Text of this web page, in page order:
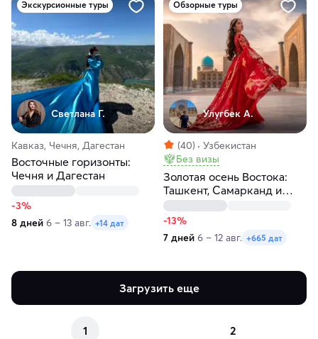
Экскурсионные туры
Светлана Г.
Кавказ, Чечня, Дагестан
Восточные горизонты:
Чечня и Дагестан
-3%
8 дней 6 – 13 авг. +14 дат
Обзорные туры
Улугбек А.
(40)
Узбекистан
Без визы
Золотая осень Востока:
Ташкент, Самарканд и
Бухара
-13%
7 дней 6 – 12 авг. +665 дат
Загрузить еще
1 2